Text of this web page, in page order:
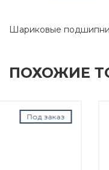
Шариковые
ПОХОЖИЕ